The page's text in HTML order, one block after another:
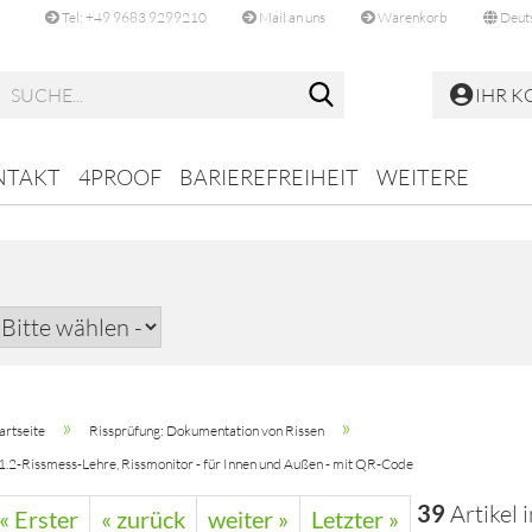
Tel: +49 9683 9299210 Mail an uns Warenkorb
IHR
4PROOF BARIEREFREIHEIT WEITERE
» Rissprüfung: Dokumentation von Rissen »
Rissmess-Lehre, Rissmonitor - für Innen und Außen - mit QR-Code
« Erster « zurück weiter » Letzter » 39 Artikel